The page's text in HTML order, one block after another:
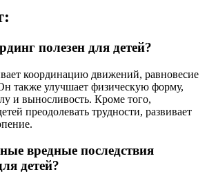
полезен для детей?
координацию движений, равновесие
также улучшает физическую форму,
и выносливость. Кроме того,
преодолевать трудности, развивает
вредные последствия
детей?